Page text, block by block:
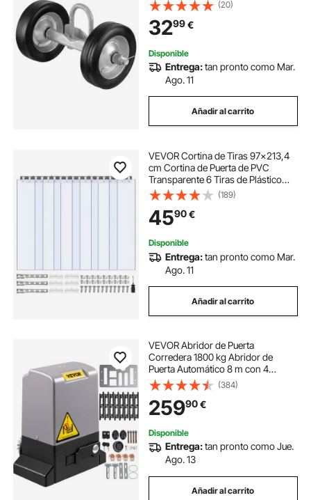
para Puertas Correderas y Puertas
Enrollables Carga 600 libras, Negro
(20)
3299€
Disponible
Entrega:tan pronto como Mar.
Ago. 11
Añadir al carrito
VEVOR Cortina de Tiras 97x213,4
cm Cortina de Puerta de PVC
Transparente 6 Tiras de Plástico
Espesor de 2 mm para Puerta de
Cámara Frigorífica, Almacén,
Refrigerador de Supermercado,
Garajes
(189)
4590€
Disponible
Entrega:tan pronto como Mar.
Ago. 11
Añadir al carrito
VEVOR Abridor de Puerta
Corredera 1800 kg Abridor de
Puerta Automático 8 m con 4
Mandos a Distancia y Control de
APP para Entrada Rodante Kit de
Sistema de Seguridad para
Operador de Puerta
(384)
25990€
Disponible
Entrega:tan pronto como Jue.
Ago. 13
Añadir al carrito